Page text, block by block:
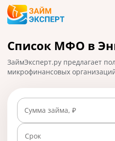
Карты
Кредиты
Ипотека
Займы
Вклады
Список МФО в
ЗаймЭксперт.ру предлагает
микрофинансовых
требованиями и
и высоким процентом
01.05.2025 вам доступно 28
от 0% в день.
Сумма займа, ₽
Срок